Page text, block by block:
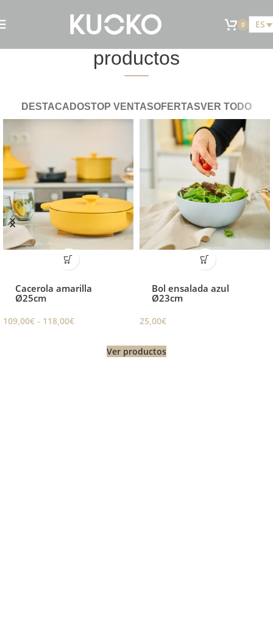
0 ES
Descubre nuestros
productos
DESTACADOSTOP VENTASOFERTASVER TODO
Cacerola amarilla
Ø25cm
109,00€ - 118,00€
Bol ensalada azul
Ø23cm
25,00€
Ver productos